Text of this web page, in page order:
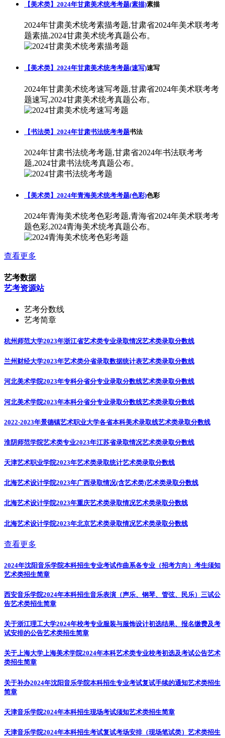
【美术类】2024年甘肃美术统考考题(素描)素描
2024年甘肃美术统考素描考题,甘肃省2024年美术联考考
题素描,2024甘肃美术统考真题公布。
【美术类】2024年甘肃美术统考考题(速写)速写
2024年甘肃美术统考速写考题,甘肃省2024年美术联考考
题速写,2024甘肃美术统考真题公布。
【书法类】2024年甘肃书法统考考题书法
2024年甘肃书法统考考题,甘肃省2024年书法联考考
题,2024甘肃书法统考真题公布。
【美术类】2024年青海美术统考考题(色彩)色彩
2024年青海美术统考色彩考题,青海省2024年美术联考考
题色彩,2024青海美术统考真题公布。
查看更多
艺考数据
艺考资源站
艺考分数线
艺考简章
杭州师范大学2023年浙江省艺术类专业录取情况艺术类录取分数线
兰州财经大学2023年艺术类分省录取数据统计表艺术类录取分数线
河北美术学院2023年专科分省分专业录取分数线艺术类录取分数线
河北美术学院2023年本科分省分专业录取分数线艺术类录取分数线
2022-2023年景德镇艺术职业大学各省本科美术录取线艺术类录取分数线
淮阴师范学院艺术类专业2023年江苏省录取情况艺术类录取分数线
天津艺术职业学院2023年艺术类录取统计艺术类录取分数线
北海艺术设计学院2023年广西录取情况(含艺术类)艺术类录取分数线
北海艺术设计学院2023年重庆艺术类录取情况艺术类录取分数线
北海艺术设计学院2023年北京艺术类录取情况艺术类录取分数线
查看更多
2024年沈阳音乐学院本科招生专业考试作曲系各专业（招考方向）考生须知
艺术类招生简章
西安音乐学院2024年本科招生音乐表演（声乐、钢琴、管弦、民乐）三试公
告艺术类招生简章
关于浙江理工大学2024年校考专业服装与服饰设计初选结果、报名缴费及考
试安排的公告艺术类招生简章
关于上海大学上海美术学院2024年本科艺术类专业校考初选及考试公告艺术
类招生简章
关于补办2024年沈阳音乐学院本科招生专业考试复试手续的通知艺术类招生
简章
天津音乐学院2024年本科招生现场考试须知艺术类招生简章
天津音乐学院2024年本科招生考试复试考场安排（现场笔试类） 艺术类招生